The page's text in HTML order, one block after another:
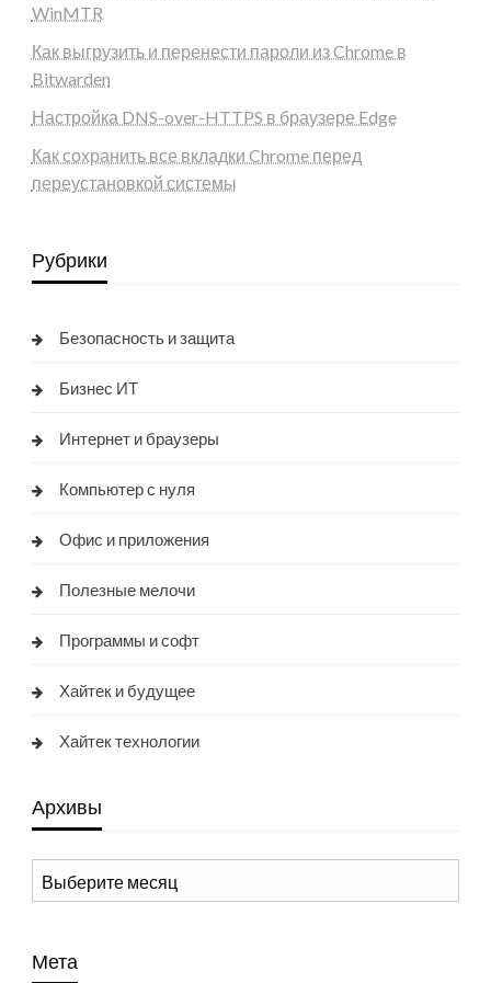
WinMTR
Как выгрузить и перенести пароли из Chrome в
Bitwarden
Настройка DNS-over-HTTPS в браузере Edge
Как сохранить все вкладки Chrome перед
переустановкой системы
Рубрики
Безопасность и защита
Бизнес ИТ
Интернет и браузеры
Компьютер с нуля
Офис и приложения
Полезные мелочи
Программы и софт
Хайтек и будущее
Хайтек технологии
Архивы
Архивы
Мета